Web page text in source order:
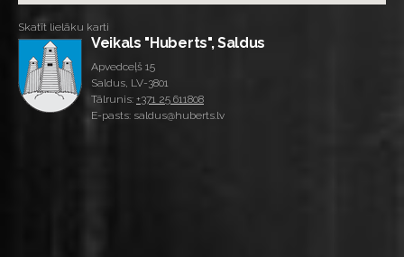
Skatīt lielāku karti
Veikals "Huberts", Saldus
Apvedceļš 15
Saldus, LV-3801
Tālrunis: +371 25 611808
E-pasts: saldus@huberts.lv